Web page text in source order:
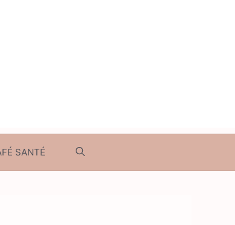
SANTÉ